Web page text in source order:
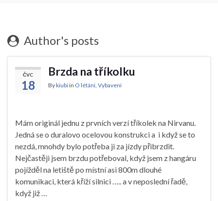
Author's posts
ČVC
18
Brzda na tříkolku
Bykiubiin O létání, Vybavení
Mám originál jednu z prvních verzí tříkolek na Nirvanu.
Jedná se o duralovo ocelovou konstrukci a i když se to
nezdá, mnohdy bylo potřeba ji za jízdy přibrzdit.
Nejčastěji jsem brzdu potřeboval, když jsem z hangáru
pojížděl na letiště po místní asi 800m dlouhé
komunikaci, která kříží silnici ….. a v neposlední řadě,
když již …